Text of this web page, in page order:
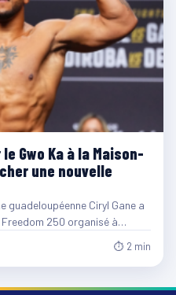
Gwo Ka à la Maison-
une nouvelle
Ciryl Gane a
250 organisé à…
⏱ 2 min